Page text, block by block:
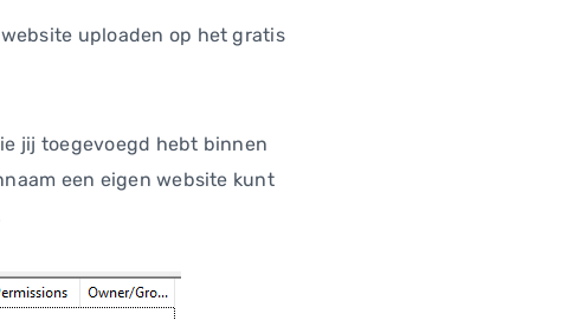
uploaden op het gratis
jij toegevoegd hebt binnen
een eigen website kunt